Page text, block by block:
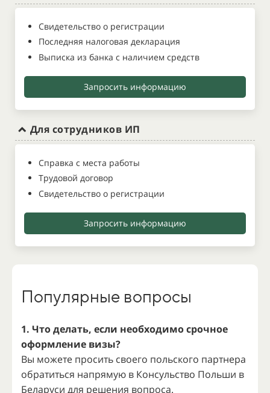
Свидетельство о регистрации
Последняя налоговая декларация
Выписка из банка с наличием средств
Запросить информацию
Для сотрудников ИП
Справка с места работы
Трудовой договор
Свидетельство о регистрации
Запросить информацию
Популярные вопросы
1. Что делать, если необходимо срочное
оформление визы?
Вы можете просить своего польского партнера
обратиться напрямую в Консульство Польши в
Беларуси для решения вопроса.